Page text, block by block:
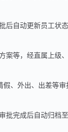
自动更新员工状
等，经直属上级
、外出、出差等
完成后自动归档